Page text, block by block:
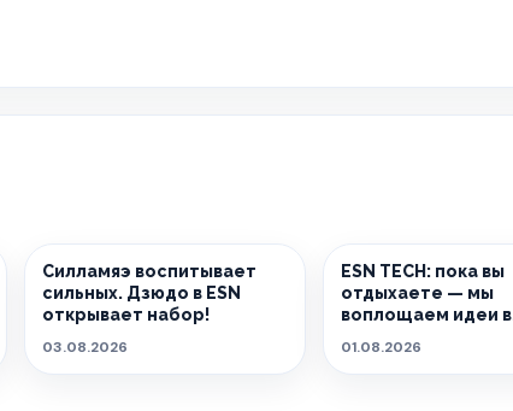
Силламяэ воспитывает
сильных. Дзюдо в ESN
открывает набор!
03.08.2026
ESN TECH: пока вы
отдыхаете — мы
воплощаем идеи в
01.08.2026